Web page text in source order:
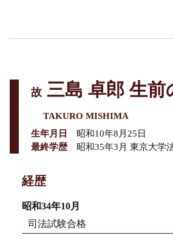
故 三島 卓郎 生前
TAKURO MISHIMA
生年月日
昭和10年8月25日
最終学歴
昭和35年3月 東京大学
経歴
昭和34年10月
司法試験合格